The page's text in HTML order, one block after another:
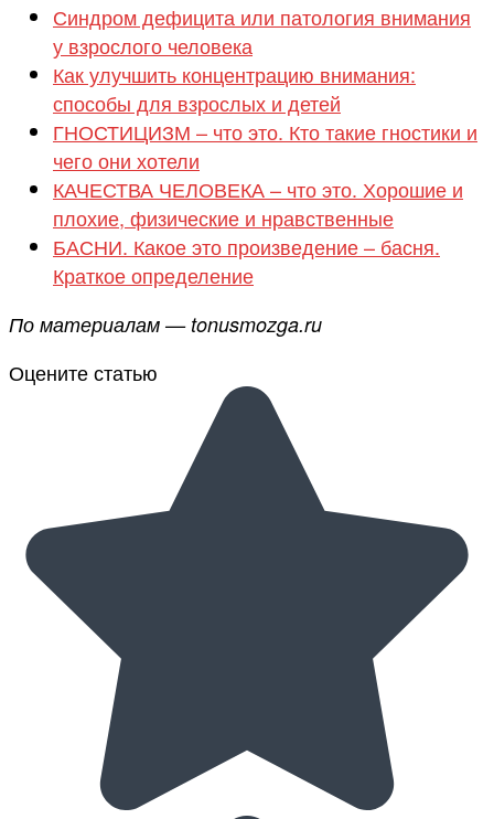
Синдром дефицита или патология внимания
у взрослого человека
Как улучшить концентрацию внимания:
способы для взрослых и детей
ГНОСТИЦИЗМ – что это. Кто такие гностики и
чего они хотели
КАЧЕСТВА ЧЕЛОВЕКА – что это. Хорошие и
плохие, физические и нравственные
БАСНИ. Какое это произведение – басня.
Краткое определение
По материалам — tonusmozga.ru
Оцените статью